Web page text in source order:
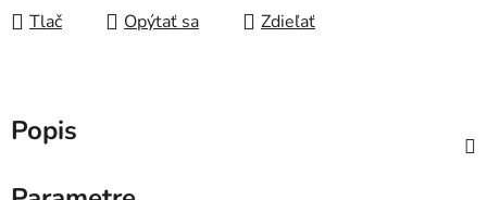
Tlač Opýtať sa Zdieľať
Popis